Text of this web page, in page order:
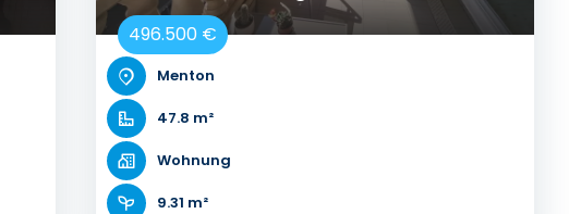
496.500 €
Menton
47.8 m²
Wohnung
9.31 m²